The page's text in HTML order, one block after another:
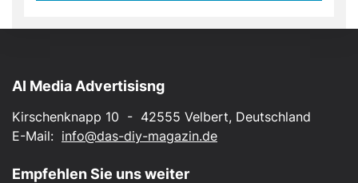
AI Media Advertisisng
Kirschenknapp 10 - 42555 Velbert, Deutschland
E-Mail: info@das-diy-magazin.de
Empfehlen Sie uns weiter